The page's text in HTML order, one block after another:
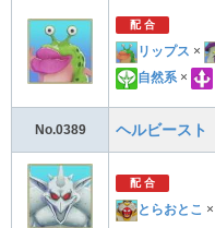
配 合
リップス ×
自然系 ×
No.0389 ヘルビースト
配 合
とらおとこ ×